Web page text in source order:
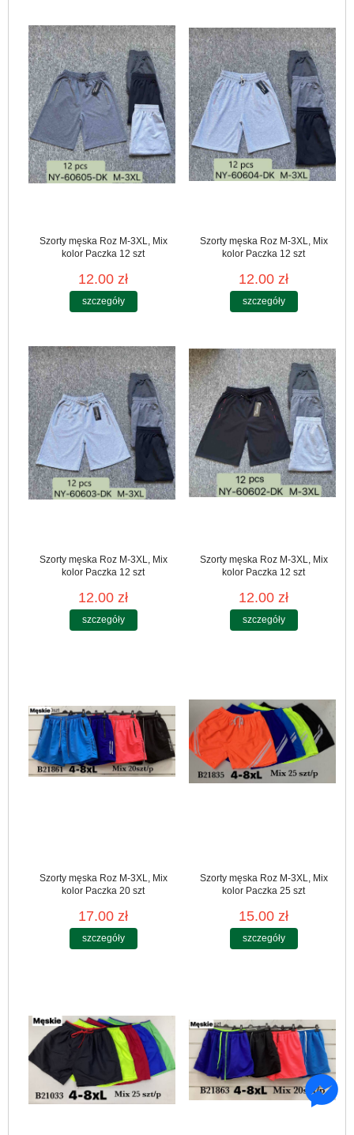
Szorty męska Roz M-3XL, Mix
kolor Paczka 12 szt
12.00 zł
szczegóły
Szorty męska Roz M-3XL, Mix
kolor Paczka 12 szt
12.00 zł
szczegóły
Szorty męska Roz M-3XL, Mix
kolor Paczka 12 szt
12.00 zł
szczegóły
Szorty męska Roz M-3XL, Mix
kolor Paczka 12 szt
12.00 zł
szczegóły
Szorty męska Roz M-3XL, Mix
kolor Paczka 20 szt
17.00 zł
szczegóły
Szorty męska Roz M-3XL, Mix
kolor Paczka 25 szt
15.00 zł
szczegóły